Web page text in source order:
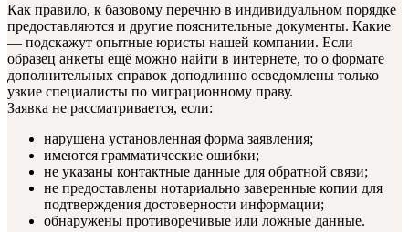
Как правило, к базовому перечню в индивидуальном порядке
предоставляются и другие пояснительные документы. Какие
— подскажут опытные юристы нашей компании. Если
образец анкеты ещё можно найти в интернете, то о формате
дополнительных справок доподлинно осведомлены только
узкие специалисты по миграционному праву.
Заявка не рассматривается, если:
нарушена установленная форма заявления;
имеются грамматические ошибки;
не указаны контактные данные для обратной связи;
не предоставлены нотариально заверенные копии для
подтверждения достоверности информации;
обнаружены противоречивые или ложные данные.